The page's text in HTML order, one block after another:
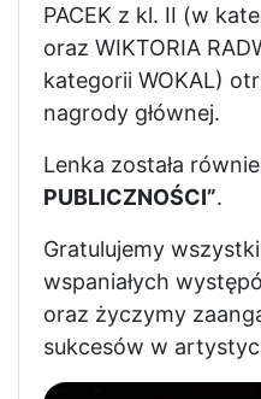
PACEK z kl. II (w
oraz WIKTORIA
kategorii WOKAL)
nagrody głównej.
Lenka została
PUBLICZNOŚCI”.
Gratulujemy
wspaniałych
oraz życzymy
sukcesów w